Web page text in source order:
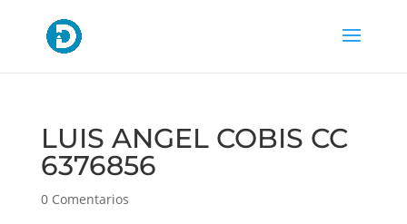
LUIS ANGEL COBIS CC
6376856
0 Comentarios